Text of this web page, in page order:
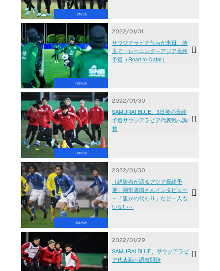
日本代表
日本代表
2022/01/31
サウジアラビア代表が来日、埼
玉でトレーニング～アジア最終
予選（Road to Qatar）
日本代表
2022/01/30
SAMURAI BLUE、3日後の最終
予選サウジアラビア代表戦へ調
整
日本代表
2022/01/30
［経験者が語るアジア最終予
選］阿部勇樹さんインタビュー
～「誰かの代わり」など一人も
いない～
2022/01/29
SAMURAI BLUE、サウジアラビ
ア代表戦へ調整開始